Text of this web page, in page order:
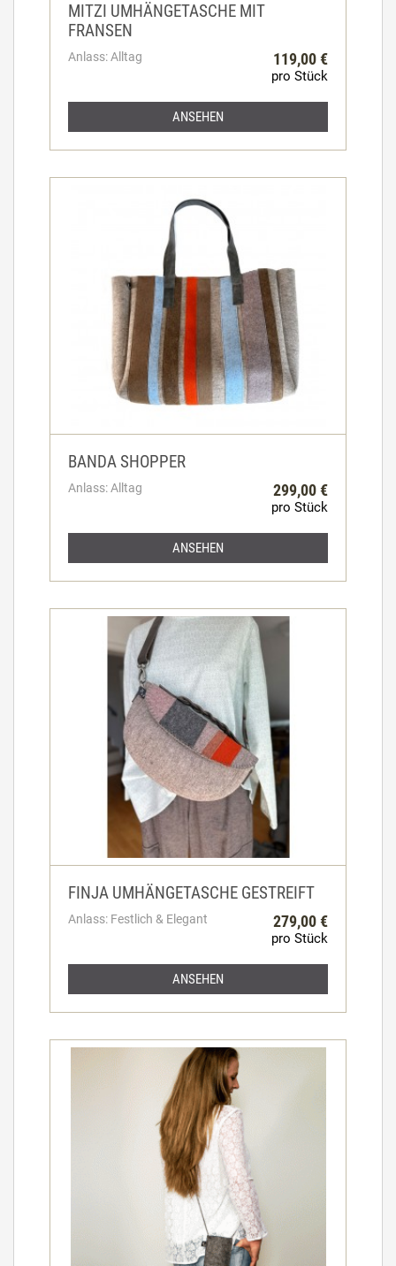
MITZI UMHÄNGETASCHE MIT
FRANSEN
Anlass: Alltag 119,00 €
pro Stück
ANSEHEN
BANDA SHOPPER
Anlass: Alltag 299,00 €
pro Stück
ANSEHEN
FINJA UMHÄNGETASCHE GESTREIFT
Anlass: Festlich & Elegant 279,00 €
pro Stück
ANSEHEN